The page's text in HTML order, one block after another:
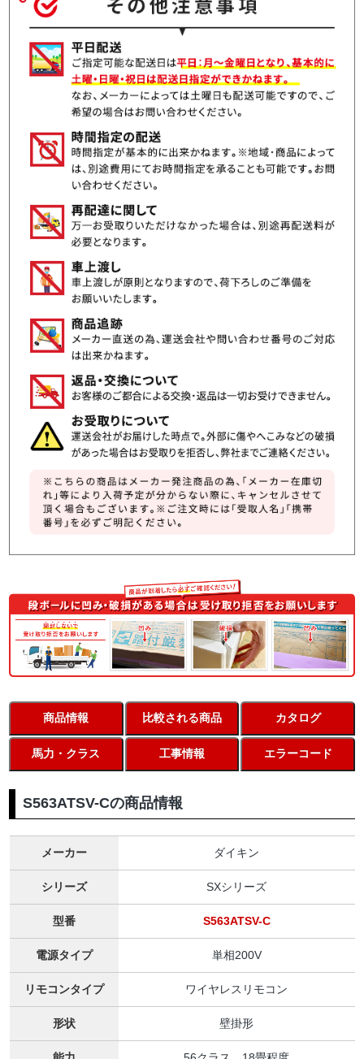
商品情報 比較される商品 カタログ
馬力・クラス 工事情報 エラーコード
S563ATSV-Cの商品情報
メーカー ダイキン
シリーズ SXシリーズ
型番 S563ATSV-C
電源タイプ 単相200V
リモコンタイプ ワイヤレスリモコン
形状 壁掛形